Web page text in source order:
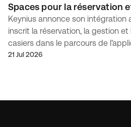
Spaces pour la réservation
casiers
Keynius annonce son intégration
inscrit la réservation, la gestion et
casiers dans le parcours de
21 Jul 2026